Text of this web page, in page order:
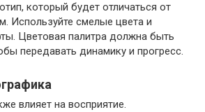
который будет отличаться от
Используйте смелые цвета и
Цветовая палитра должна быть
передавать динамику и прогресс.
влияет на восприятие.